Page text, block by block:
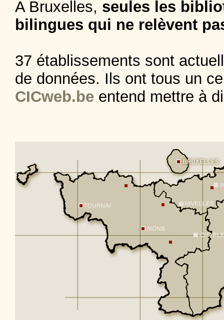
A Bruxelles, seules les
bilingues qui ne relèvent
37 établissements sont
de données. Ils ont tous un
CICweb.be entend mettre à